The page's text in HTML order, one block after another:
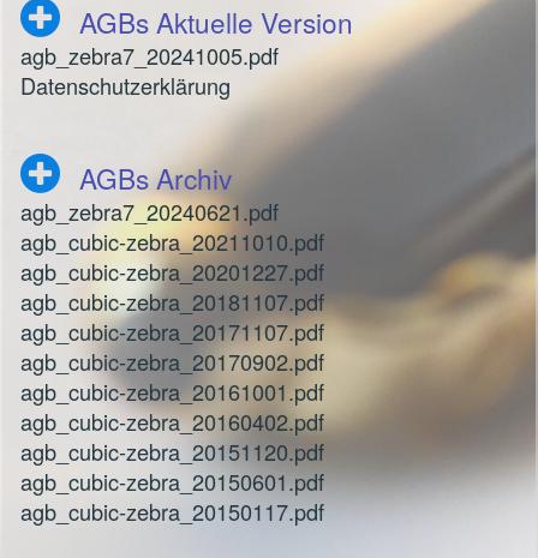
AGBs Aktuelle Version
agb_zebra7_20241005.pdf
Datenschutzerklärung
AGBs Archiv
agb_zebra7_20240621.pdf
agb_cubic-zebra_20211010.pdf
agb_cubic-zebra_20201227.pdf
agb_cubic-zebra_20181107.pdf
agb_cubic-zebra_20171107.pdf
agb_cubic-zebra_20170902.pdf
agb_cubic-zebra_20161001.pdf
agb_cubic-zebra_20160402.pdf
agb_cubic-zebra_20151120.pdf
agb_cubic-zebra_20150601.pdf
agb_cubic-zebra_20150117.pdf